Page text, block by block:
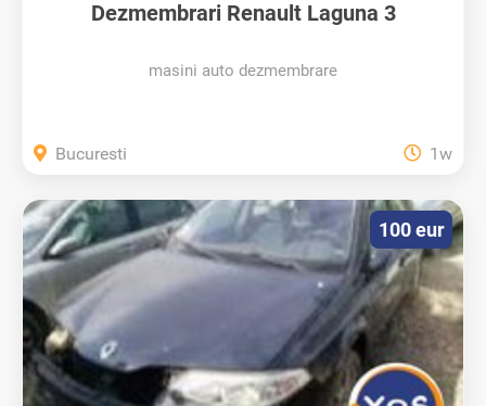
Dezmembrari Renault Laguna 3
masini auto dezmembrare
Bucuresti 1w
100 eur